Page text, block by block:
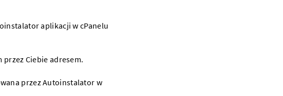
przez Ciebie adresem.